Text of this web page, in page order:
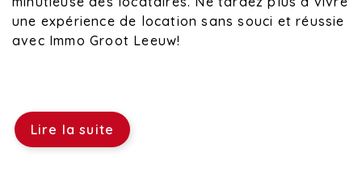
une expérience de location sans souci et réussie
avec Immo Groot Leeuw!
Lire la suite